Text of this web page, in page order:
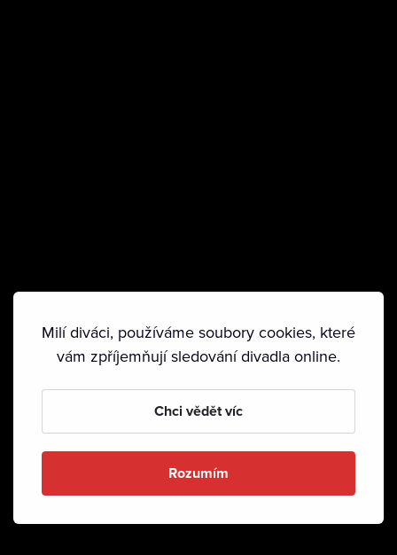
Milí diváci, používáme soubory cookies, které
vám zpříjemňují sledování divadla online.
Chci vědět víc
Rozumím